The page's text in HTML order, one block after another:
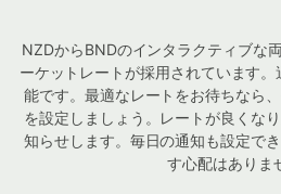
NZDからBNDのインタラクティブな
ーケットレートが採用されています
能です。最適なレートをお待ちなら
を設定しましょう。レートが良くな
知らせします。毎日の通知も設定で
す心配はありま